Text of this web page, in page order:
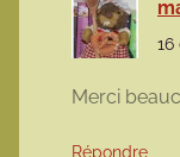
16
Merci
Répondre